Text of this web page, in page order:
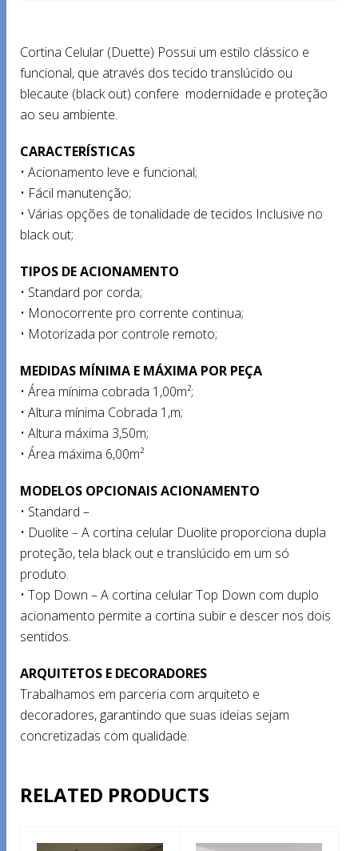
Cortina Celular (Duette) Possui um estilo clássico e
funcional, que através dos tecido translúcido ou
blecaute (black out) confere modernidade e proteção
ao seu ambiente.
CARACTERÍSTICAS
• Acionamento leve e funcional;
• Fácil manutenção;
• Várias opções de tonalidade de tecidos Inclusive no
black out;
TIPOS DE ACIONAMENTO
• Standard por corda;
• Monocorrente pro corrente continua;
• Motorizada por controle remoto;
MEDIDAS MÍNIMA E MÁXIMA POR PEÇA
• Área mínima cobrada 1,00m²;
• Altura mínima Cobrada 1,m;
• Altura máxima 3,50m;
• Área máxima 6,00m²
MODELOS OPCIONAIS ACIONAMENTO
• Standard –
• Duolite – A cortina celular Duolite proporciona dupla
proteção, tela black out e translúcido em um só
produto.
• Top Down – A cortina celular Top Down com duplo
acionamento permite a cortina subir e descer nos dois
sentidos.
ARQUITETOS E DECORADORES
Trabalhamos em parceria com arquiteto e
decoradores, garantindo que suas ideias sejam
concretizadas com qualidade.
RELATED PRODUCTS